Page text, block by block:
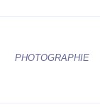
PHOTOGRAPHIE